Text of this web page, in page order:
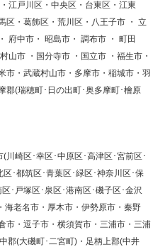
江戸川区・中央区・台東区・江東
区・葛飾区・荒川区・八王子市 ・ 立
府中市・ 昭島市・ 調布市 ・ 町田
山市 ・国分寺市 ・国立市 ・福生市・
市・武蔵村山市・多摩市・稲城市・羽
郡(瑞穂町･日の出町･奥多摩町･檜原
川崎区･幸区･中原区･高津区･宮前区･
･都筑区･青葉区･緑区･神奈川区･保
･戸塚区･泉区･港南区･磯子区･金沢
海老名市・厚木市・伊勢原市・秦野
市・逗子市・横須賀市・三浦市・三浦
郡(大磯町･二宮町)・足柄上郡(中井